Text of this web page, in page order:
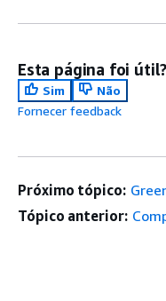
Esta página foi útil?
Sim
Não
Fornecer feedback
Próximo tópico:
Tópico anterior: